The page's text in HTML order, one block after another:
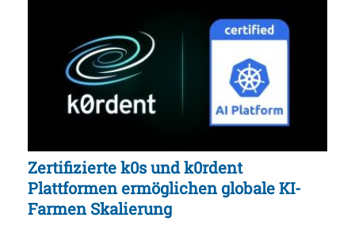
Zertifizierte k0s und k0rdent
Plattformen ermöglichen globale KI-
Farmen Skalierung